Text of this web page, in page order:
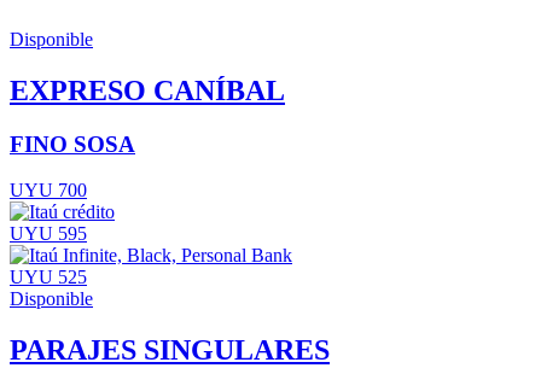
Disponible
EXPRESO CANÍBAL
FINO SOSA
UYU 700
UYU 595
UYU 525
Disponible
PARAJES SINGULARES